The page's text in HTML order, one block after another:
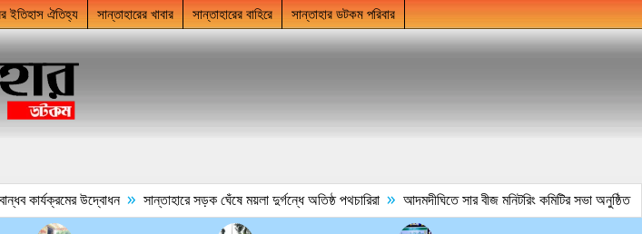
ইতিহাস ঐতিহ্য সান্তাহারের খাবার সান্তাহারের বাহিরে সান্তাহার ডটকম পরিবার
কার্যক্রমের উদ্বোধন » সান্তাহারে সড়ক ঘেঁষে ময়লা দুর্গন্ধে অতিষ্ঠ পথচারিরা » আদমদীঘিতে সার বীজ মনিটরিং কমিটির সভা অনুষ্ঠিত